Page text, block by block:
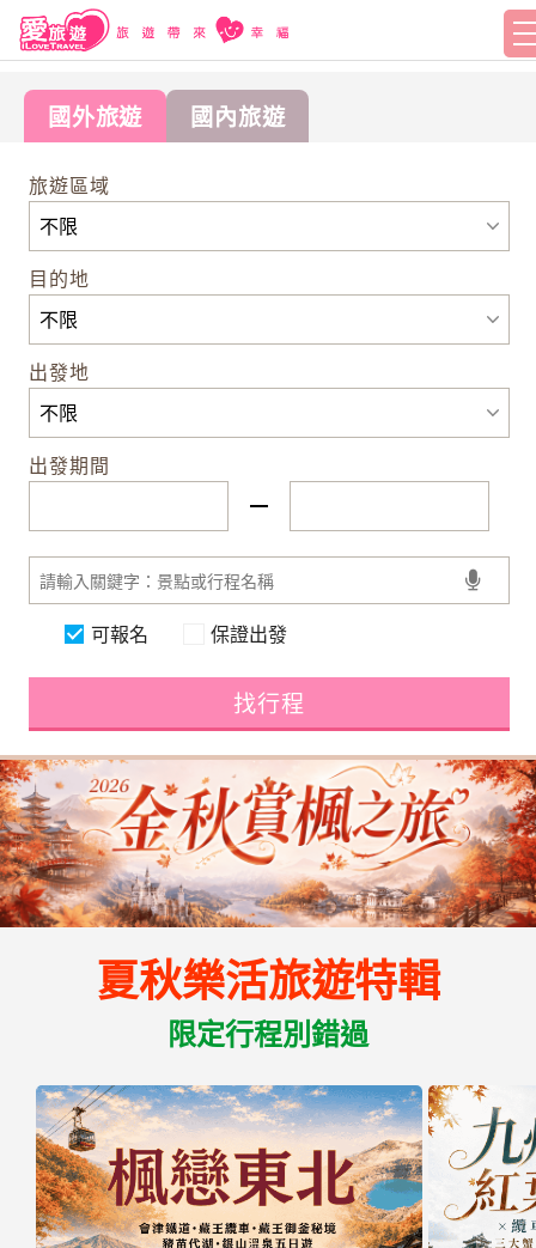
國外旅遊 國內旅遊
旅遊區域
目的地
出發地
出發期間
可報名 保證出發
找行程
夏秋樂活旅遊特輯
限定行程別錯過